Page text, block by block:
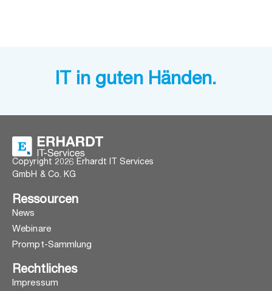
IT in guten Händen.
Copyright 2026 Erhardt IT Services
GmbH & Co. KG
Ressourcen
News
Webinare
Prompt-Sammlung
Rechtliches
Impressum